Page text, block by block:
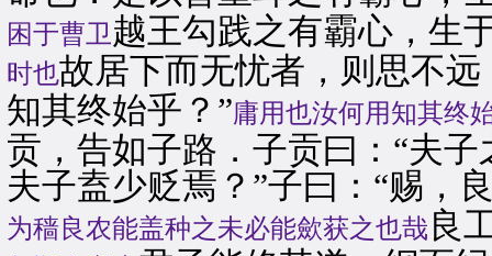
困于曹卫 越王勾践之有霸心，生
时也故居下而无忧者，则思不
知其终始乎？”庸用也汝何用知其终
贡，告如子路．子贡曰：“夫
夫子盍少贬焉？”子曰：“赐，
为穑良农能盖种之未必能歛获之也哉 良